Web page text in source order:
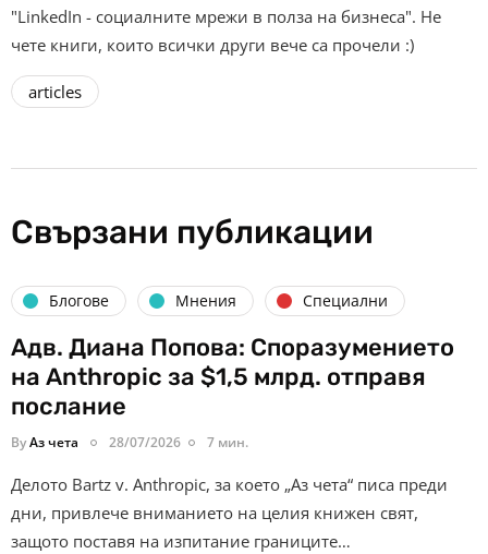
"LinkedIn - социалните мрежи в полза на бизнеса". Не
чете книги, които всички други вече са прочели :)
articles
Свързани публикации
Блогове Мнения Специални
Адв. Диана Попова: Споразумението
на Anthropic за $1,5 млрд. отправя
послание
ByАз чета 28/07/2026 7 мин.
Делото Bartz v. Anthropic, за което „Аз чета“ писа преди
дни, привлече вниманието на целия книжен свят,
защото поставя на изпитание границите…